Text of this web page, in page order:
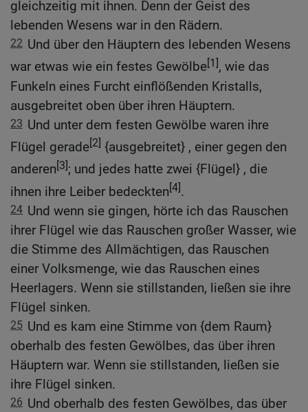
gleichzeitig mit ihnen. Denn der Geist des
lebenden Wesens war in den Rädern.
22 Und über den Häuptern des lebenden Wesens
war etwas wie ein festes Gewölbe[1], wie das
Funkeln eines Furcht einflößenden Kristalls,
ausgebreitet oben über ihren Häuptern.
23 Und unter dem festen Gewölbe waren ihre
Flügel gerade[2] {ausgebreitet} , einer gegen den
anderen[3]; und jedes hatte zwei {Flügel} , die
ihnen ihre Leiber bedeckten[4].
24 Und wenn sie gingen, hörte ich das Rauschen
ihrer Flügel wie das Rauschen großer Wasser, wie
die Stimme des Allmächtigen, das Rauschen
einer Volksmenge, wie das Rauschen eines
Heerlagers. Wenn sie stillstanden, ließen sie ihre
Flügel sinken.
25 Und es kam eine Stimme von {dem Raum}
oberhalb des festen Gewölbes, das über ihren
Häuptern war. Wenn sie stillstanden, ließen sie
ihre Flügel sinken.
26 Und oberhalb des festen Gewölbes, das über